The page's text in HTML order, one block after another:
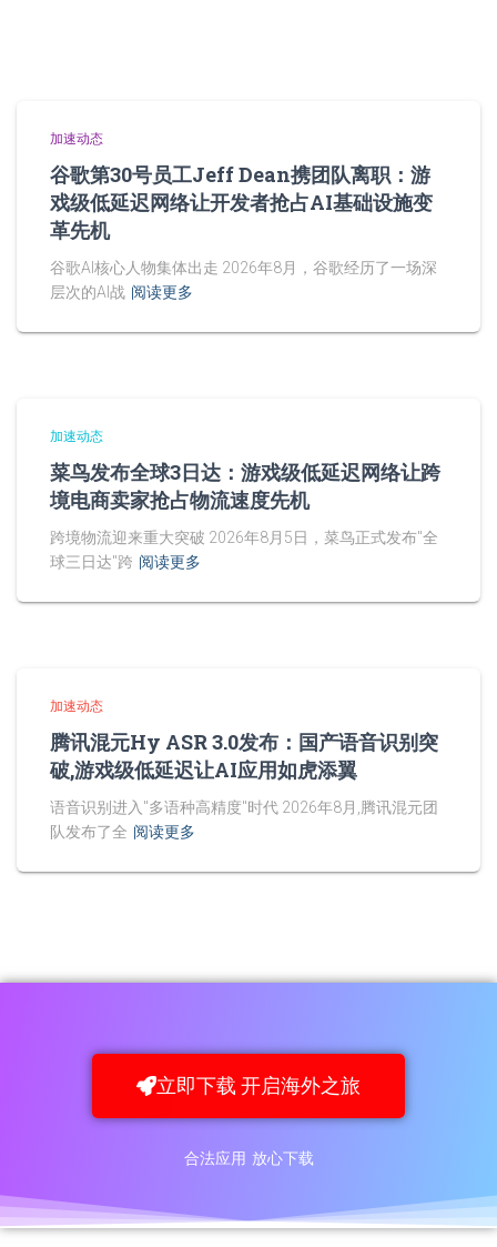
加速动态
谷歌第30号员工Jeff Dean携团队离职：游
戏级低延迟网络让开发者抢占AI基础设施变
革先机
谷歌AI核心人物集体出走 2026年8月，谷歌经历了一场深
层次的AI战 阅读更多
加速动态
菜鸟发布全球3日达：游戏级低延迟网络让跨
境电商卖家抢占物流速度先机
跨境物流迎来重大突破 2026年8月5日，菜鸟正式发布"全
球三日达"跨 阅读更多
加速动态
腾讯混元Hy ASR 3.0发布：国产语音识别突
破,游戏级低延迟让AI应用如虎添翼
语音识别进入"多语种高精度"时代 2026年8月,腾讯混元团
队发布了全 阅读更多
立即下载 开启海外之旅
合法应用 放心下载